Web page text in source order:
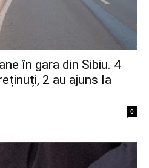
în gara din Sibiu. 4
2 au ajuns la
0